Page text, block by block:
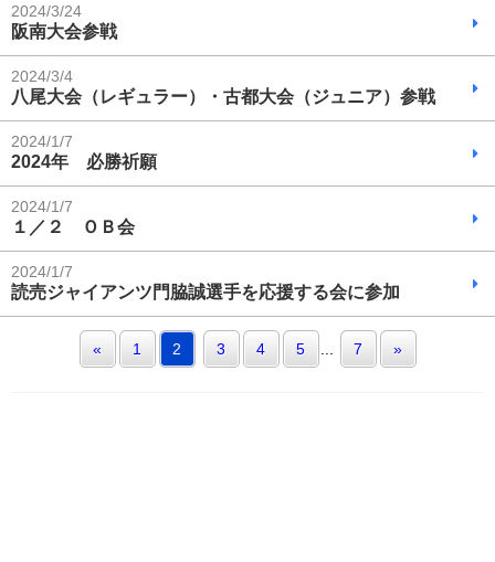
2024/3/24
阪南大会参戦
2024/3/4
八尾大会（レギュラー）・古都大会（ジュニア）参戦
2024/1/7
2024年 必勝祈願
2024/1/7
１／２ ＯＢ会
2024/1/7
読売ジャイアンツ門脇誠選手を応援する会に参加
« 1 2 3 4 5 ... 7 »